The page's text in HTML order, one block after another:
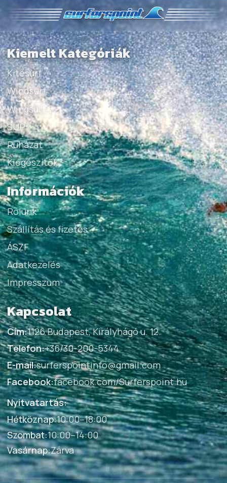
Kiemelt Kategóriák
Kitesurf
Windsurf
Wingsurf
SUP
Ruházat
Kiegészítők
Információk
Rólunk
Szállítás és fizetés
ÁSZF
Adatkezelés
Impresszum
Kapcsolat
Cím:1126 Budapest, Királyhágó u. 12.
Telefon:+36/30-200-5344
E-mail:surferspointinfo@gmail.com
Facebook:facebook.com/Surferspoint.hu
Nyitvatartás:
Hétköznap:10:00–18:00
Szombat:10:00–14:00
Vasárnap:Zárva